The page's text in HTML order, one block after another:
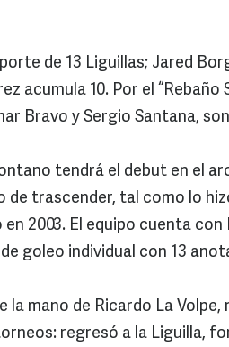
de 13 Liguillas; Jared
acumula 10. Por el “Rebaño
Bravo y Sergio Santana,
tendrá el debut en el
de trascender, tal como lo
2003. El equipo cuenta
goleo individual con 13
la mano de Ricardo La
regresó a la Liguilla,